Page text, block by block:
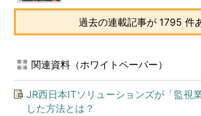
過去の連載記事が 1795 件
関連資料（ホワイトペーパー）
JR西日本ITソリューションズが「監視
した方法とは？